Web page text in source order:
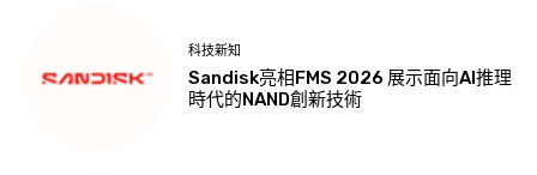
科技新知
Sandisk亮相FMS 2026 展示面向AI推理
時代的NAND創新技術